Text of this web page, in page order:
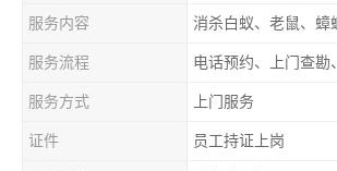
服务内容 消杀白蚁、老鼠、蟑
服务流程 电话预约、上门查勘
服务方式 上门服务
证件 员工持证上岗